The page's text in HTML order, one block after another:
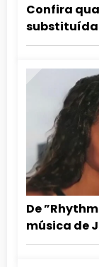
Confira
Dangerous
De
música de
Michael